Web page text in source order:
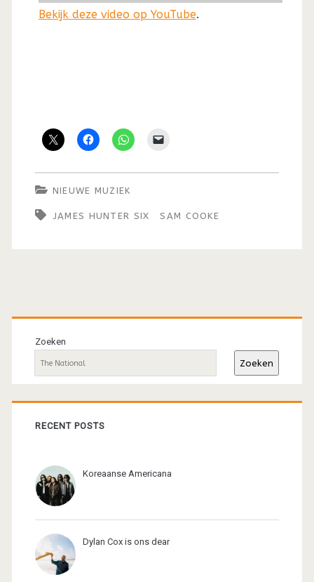
Bekijk deze video op YouTube.
NIEUWE MUZIEK
JAMES HUNTER SIX SAM COOKE
Primaire
sidebar
Zoeken
Zoeken
RECENT POSTS
Koreaanse Americana
Dylan Cox is ons dear